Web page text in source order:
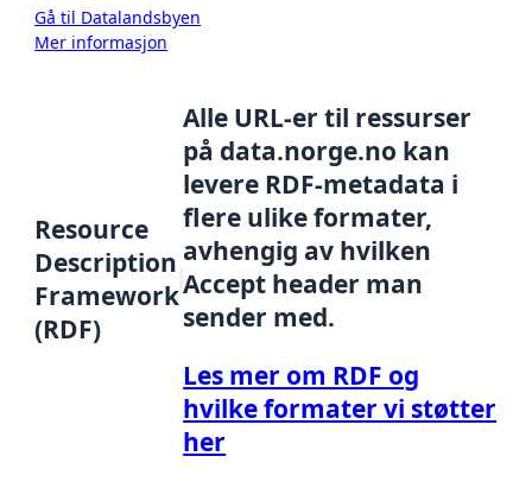
Gå til Datalandsbyen
Mer informasjon
Resource
Description
Framework
(RDF)
Alle URL-er til ressurser
på data.norge.no kan
levere RDF-metadata i
flere ulike formater,
avhengig av hvilken
Accept header man
sender med.
Les mer om RDF og
hvilke formater vi støtter
her